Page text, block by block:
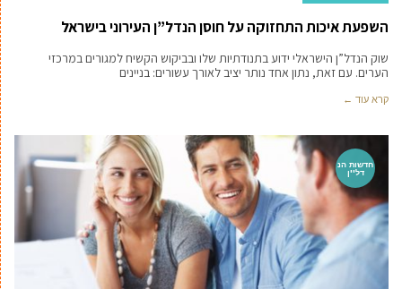
השפעת איכות התחזוקה על חוסן הנדל”ן העירוני בישראל
שוק הנדל”ן הישראלי ידוע בתנודתיות שלו ובביקוש הקשיח למגורים במרכזי
הערים. עם זאת, נתון אחד נותר יציב לאורך עשורים: בניינים
קרא עוד ←
חדשות הנ
דל''ן